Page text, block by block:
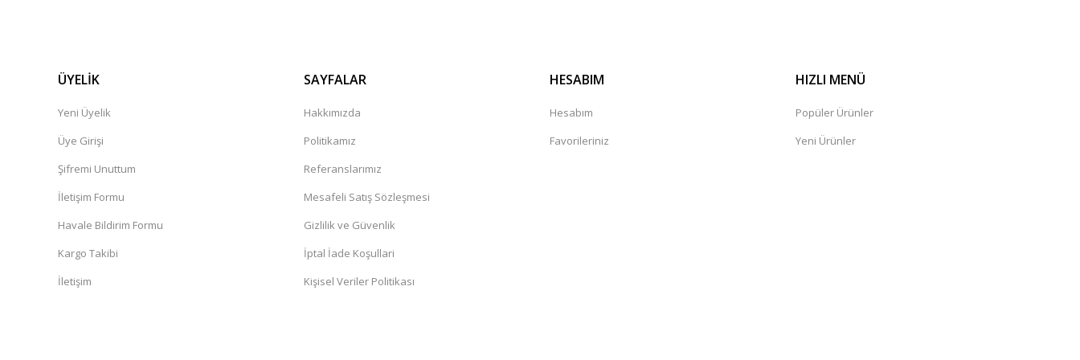
ÜYELİK
Yeni Üyelik
Üye Girişi
Şifremi Unuttum
İletişim Formu
Havale Bildirim Formu
Kargo Takibi
İletişim
SAYFALAR
Hakkımızda
Politikamız
Referanslarımız
Mesafeli Satış Sözleşmesi
Gizlilik ve Güvenlik
İptal İade Koşullari
Kişisel Veriler Politikası
HESABIM
Hesabım
Favorileriniz
HIZLI MENÜ
Popüler Ürünler
Yeni Ürünler